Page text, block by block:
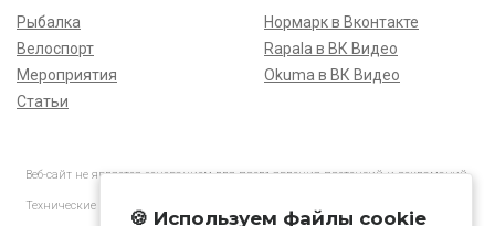
Рыбалка
Велоспорт
Мероприятия
Статьи
Нормарк в Вконтакте
Rapala в ВК Видео
Okuma в ВК Видео
Веб-сайт не является основанием для предъявления претензий и рекламаций,
Технические характеристики товаров могут отличаться от указанных на сайте.
🍪 Используем файлы cookie